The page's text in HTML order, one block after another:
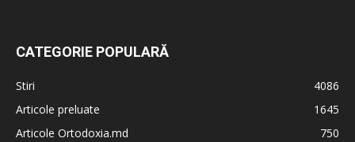
CATEGORIE POPULARĂ
Stiri
4086
Articole preluate
1645
Articole Ortodoxia.md
750